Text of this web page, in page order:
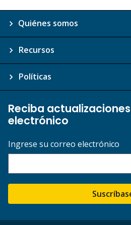
Quiénes somos
Recursos
Políticas
Reciba
electrónico
Ingrese su correo electrónico